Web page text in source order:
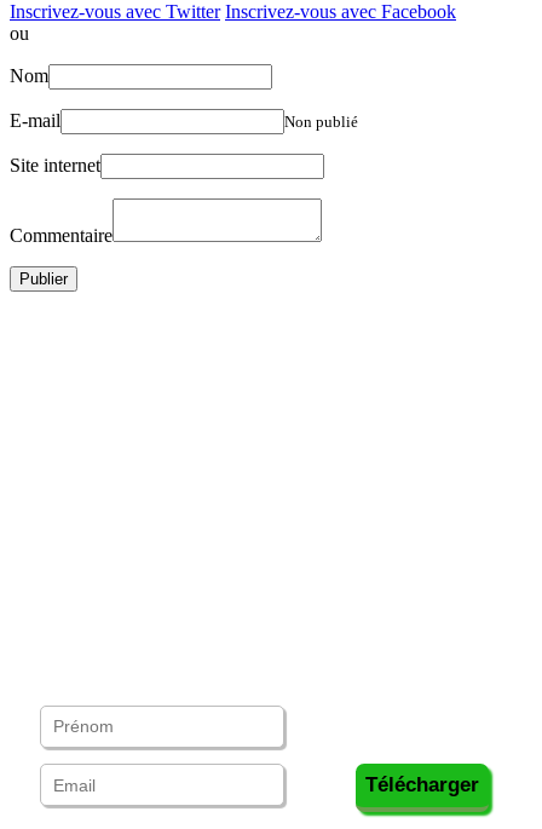
Inscrivez-vous avec Twitter Inscrivez-vous avec Facebook
ou
Nom
E-mail Non publié
Site internet
Commentaire